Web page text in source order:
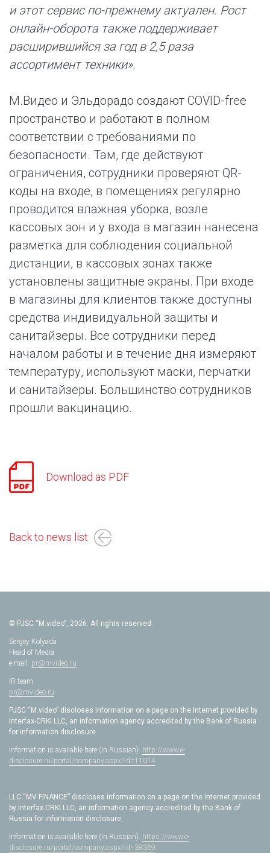
и этот сервис по-прежнему актуален. Рост
онлайн-оборота также поддерживает
расширившийся за год в 2,5 раза
ассортимент техники».
М.Видео и Эльдорадо создают COVID-free
пространство и работают в полном
соответствии с требованиями по
безопасности. Там, где действуют
ограничения, сотрудники проверяют QR-
коды на входе, в помещениях регулярно
проводится влажная уборка, возле
кассовых зон и у входа в магазин нанесена
разметка для соблюдения социальной
дистанции, в кассовых зонах также
установлены защитные экраны. При входе
в магазины для клиентов также доступны
средства индивидуальной защиты и
санитайзеры. Все сотрудники перед
началом работы и в течение дня измеряют
температуру, используют маски, перчатки
и санитайзеры. Большинство сотрудников
прошли вакцинацию.
Download as PDF
Back to news list
© PJSC “M.video”, 2026. All rights reserved.
Sergey Kolyada
Head of Media
e-mail: pr@mvideo.ru
IR team
pr@mvideo.ru
PJSC “M.video” discloses information on a page on the Internet provided by
Interfax-CRKI LLC, an information agency accredited by the Bank of Russia
for information disclosure.
Information is available here (in Russian): http://www.e-
disclosure.ru/portal/company.aspx?id=11014
LLC “MV FINANCE” discloses information on a page on the Internet provided
by Interfax-CRKI LLC, an information agency accredited by the Bank of
Russia for information disclosure.
Information is available here (in Russian): https://www.e-
disclosure.ru/portal/company.aspx?id=38369